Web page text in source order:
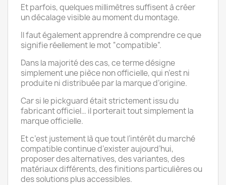
Et parfois, quelques millimètres suffisent à créer
un décalage visible au moment du montage.
Il faut également apprendre à comprendre ce que
signifie réellement le mot “compatible”.
Dans la majorité des cas, ce terme désigne
simplement une pièce non officielle, qui n’est ni
produite ni distribuée par la marque d’origine.
Car si le pickguard était strictement issu du
fabricant officiel… il porterait tout simplement la
marque officielle.
Et c’est justement là que tout l’intérêt du marché
compatible continue d’exister aujourd’hui,
proposer des alternatives, des variantes, des
matériaux différents, des finitions particulières ou
des solutions plus accessibles.